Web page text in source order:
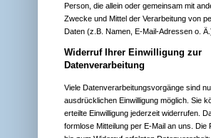
Person, die allein oder gemeinsam mit
Zwecke und Mittel der Verarbeitung von
Daten (z.B. Namen, E-Mail-Adressen o.
Widerruf Ihrer Einwilligung zur
Datenverarbeitung
Viele Datenverarbeitungsvorgänge sind
ausdrücklichen Einwilligung möglich. Sie
erteilte Einwilligung jederzeit widerrufen.
formlose Mitteilung per E-Mail an uns. Die